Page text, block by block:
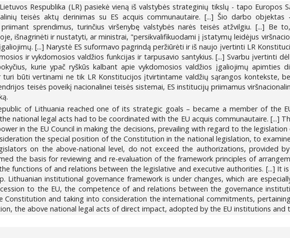
Respublika (LR) pasiekė vieną iš valstybės strateginių tikslų - tapo Europos
teisės aktų derinimas su ES acquis communautaire. [...] Šio darbo
priimant sprendimus, turinčius viršenybę valstybės narės teisės atžvilgiu. [...]
išnagrinėti ir nustatyti, ar ministrai, "persikvalifikuodami į įstatymų leidėjus
[...] Narystė ES suformavo pagrindą peržiūrėti ir iš naujo įvertinti LR
ir vykdomosios valdžios funkcijas ir tarpusavio santykius. [...] Svarbu įvertinti
kurie ypač ryškūs kalbant apie vykdomosios valdžios įgaliojimų apimties
turi būti vertinami ne tik LR Konstitucijos įtvirtintame valdžių sąrangos kontekste,
teisės poveikį nacionalinei teisės sistemai, ES institucijų priimamus
of Lithuania reached one of its strategic goals – became a member of the
national legal acts had to be coordinated with the EU acquis communautaire. [...]
in the EU Council in making the decisions, prevailing with regard to the
the special position of the Constitution in the national legislation, to
on the above-national level, do not exceed the authorizations, provided
the basis for reviewing and re-evaluation of the framework principles of
functions of and relations between the legislative and executive authorities. [...] It
Lithuanian institutional governance framework is under changes, which are
to the EU, the competence of and relations between the governance
Constitution and taking into consideration the international commitments,
the above national legal acts of direct impact, adopted by the EU institutions and